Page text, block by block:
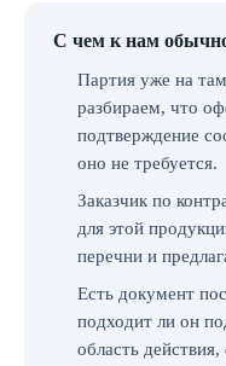
С чем к нам
Партия уже на
разбираем, что
подтверждение
оно не требуется.
Заказчик по
для этой
перечни и
Есть документ
подходит ли он
область